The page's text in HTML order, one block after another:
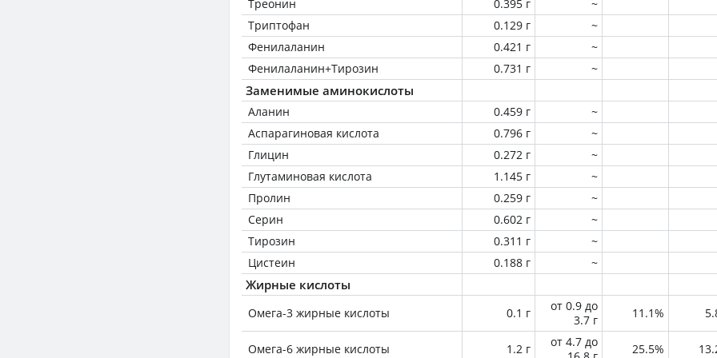
Треонин
0.395 г
~
Триптофан
0.129 г
~
Фенилаланин
0.421 г
~
Фенилаланин+Тирозин
0.731 г ~
Заменимые аминокислоты
Аланин 0.459 г
~
Аспарагиновая кислота
0.796 г
~
Глицин
0.272 г
~
Глутаминовая кислота
1.145 г
~
Пролин
0.259 г
~
Серин
0.602 г
~
Тирозин
0.311 г
~
Цистеин
0.188 г ~
Жирные кислоты
Омега-3 жирные кислоты 0.1 г
от 0.9 до
3.7 г
11.1%
Омега-6 жирные кислоты 1.2 г
от 4.7 до
25.5%